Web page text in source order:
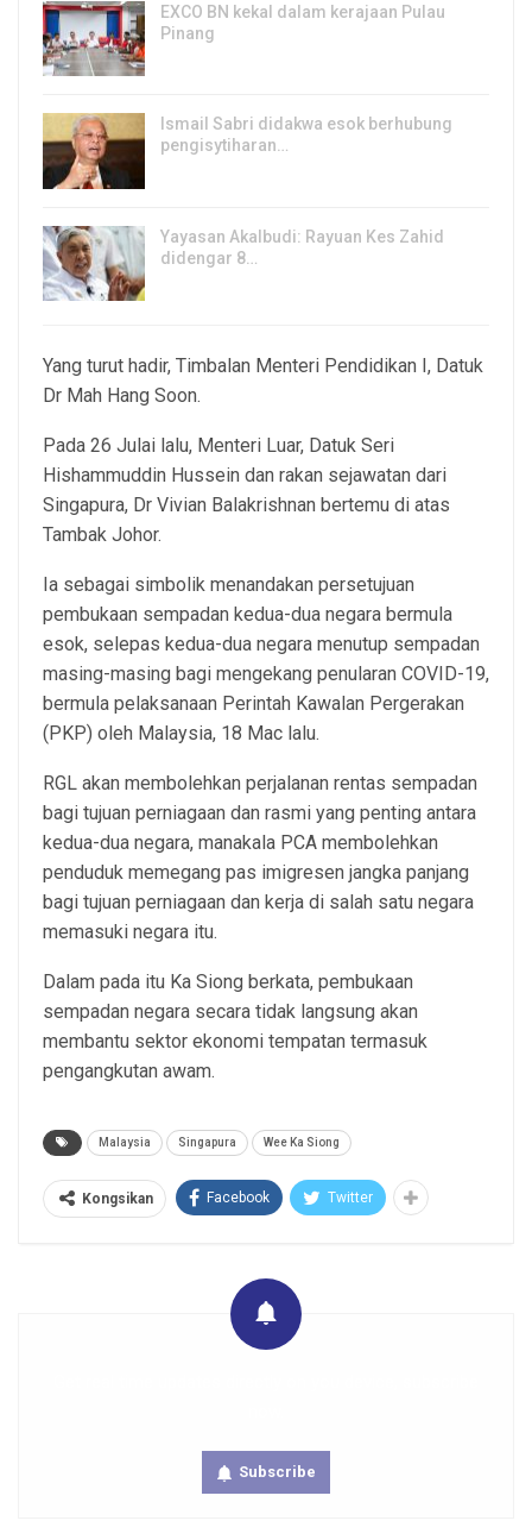
EXCO BN kekal dalam kerajaan Pulau
Pinang
Ismail Sabri didakwa esok berhubung
pengisytiharan…
Yayasan Akalbudi: Rayuan Kes Zahid
didengar 8…
Yang turut hadir, Timbalan Menteri Pendidikan I, Datuk
Dr Mah Hang Soon.
Pada 26 Julai lalu, Menteri Luar, Datuk Seri
Hishammuddin Hussein dan rakan sejawatan dari
Singapura, Dr Vivian Balakrishnan bertemu di atas
Tambak Johor.
Ia sebagai simbolik menandakan persetujuan
pembukaan sempadan kedua-dua negara bermula
esok, selepas kedua-dua negara menutup sempadan
masing-masing bagi mengekang penularan COVID-19,
bermula pelaksanaan Perintah Kawalan Pergerakan
(PKP) oleh Malaysia, 18 Mac lalu.
RGL akan membolehkan perjalanan rentas sempadan
bagi tujuan perniagaan dan rasmi yang penting antara
kedua-dua negara, manakala PCA membolehkan
penduduk memegang pas imigresen jangka panjang
bagi tujuan perniagaan dan kerja di salah satu negara
memasuki negara itu.
Dalam pada itu Ka Siong berkata, pembukaan
sempadan negara secara tidak langsung akan
membantu sektor ekonomi tempatan termasuk
pengangkutan awam.
Malaysia Singapura Wee Ka Siong
Kongsikan Facebook Twitter
Subscribe